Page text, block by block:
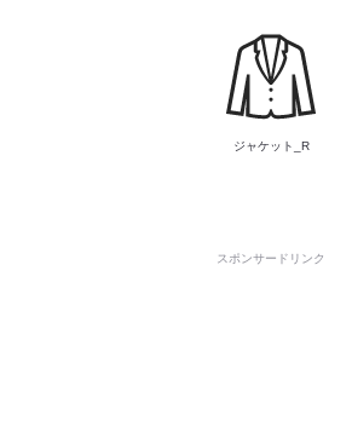
ジャケット_R
スポンサードリンク